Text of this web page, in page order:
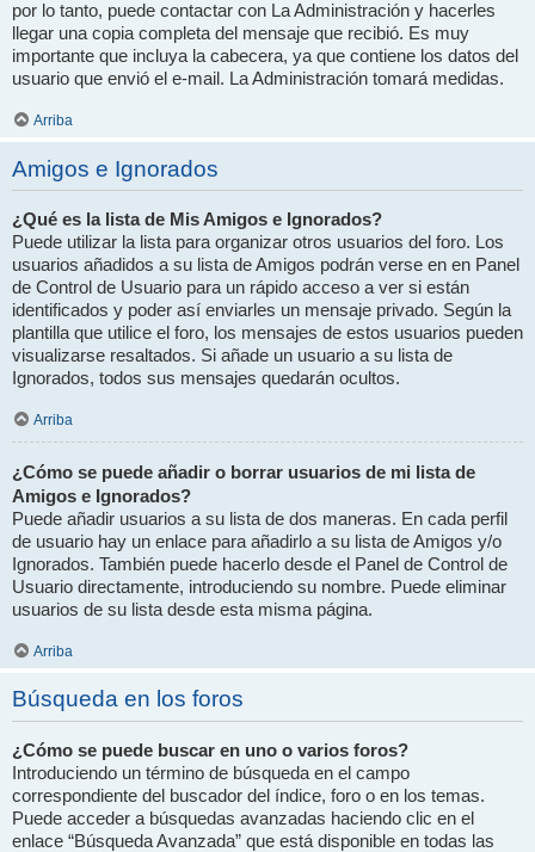
por lo tanto, puede contactar con La Administración y hacerles
llegar una copia completa del mensaje que recibió. Es muy
importante que incluya la cabecera, ya que contiene los datos del
usuario que envió el e-mail. La Administración tomará medidas.
Arriba
Amigos e Ignorados
¿Qué es la lista de Mis Amigos e Ignorados?
Puede utilizar la lista para organizar otros usuarios del foro. Los
usuarios añadidos a su lista de Amigos podrán verse en en Panel
de Control de Usuario para un rápido acceso a ver si están
identificados y poder así enviarles un mensaje privado. Según la
plantilla que utilice el foro, los mensajes de estos usuarios pueden
visualizarse resaltados. Si añade un usuario a su lista de
Ignorados, todos sus mensajes quedarán ocultos.
Arriba
¿Cómo se puede añadir o borrar usuarios de mi lista de
Amigos e Ignorados?
Puede añadir usuarios a su lista de dos maneras. En cada perfil
de usuario hay un enlace para añadirlo a su lista de Amigos y/o
Ignorados. También puede hacerlo desde el Panel de Control de
Usuario directamente, introduciendo su nombre. Puede eliminar
usuarios de su lista desde esta misma página.
Arriba
Búsqueda en los foros
¿Cómo se puede buscar en uno o varios foros?
Introduciendo un término de búsqueda en el campo
correspondiente del buscador del índice, foro o en los temas.
Puede acceder a búsquedas avanzadas haciendo clic en el
enlace “Búsqueda Avanzada” que está disponible en todas las